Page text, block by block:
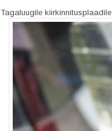
Tagaluugile